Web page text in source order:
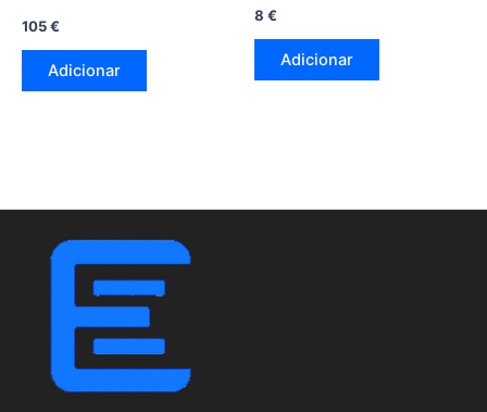
105€
Adicionar
8 €
Adicionar